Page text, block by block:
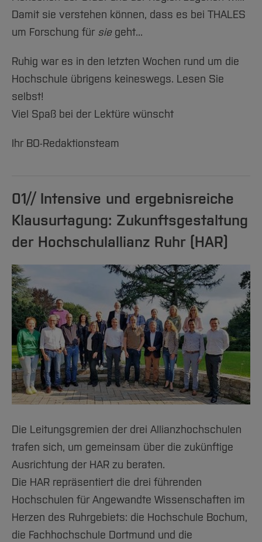
Arbeiten im FB G
International
Service
Studieninteressierte
Aktuelles
Studium
Forschung und Entwicklung
International
Team
Amtliche Bekanntmachungen
Notfall-Infos
Familiengerechte Hochschule
Gleichstellung
Vertretungen
Hochschulbibliothek
Hochschulkommunikation
Medienzentrum
qed-Stiftung
Zentrale Studienberatung
#15
#17
#18
Jahresrückblick 2024
#19
#21
#24
#25
#26
#27
#28
#30
#31
#32
Damit sie verstehen können, dass es bei THALES
um Forschung fürsiegeht...
Ruhig war es in den letzten Wochen rund um die
Hochschule übrigens keineswegs. Lesen Sie
selbst!
Viel Spaß bei der Lektüre wünscht
Ihr BO-Redaktionsteam
01// Intensive und ergebnisreiche
Klausurtagung: Zukunftsgestaltung
der Hochschulallianz Ruhr (HAR)
Die Leitungsgremien der drei Allianzhochschulen
trafen sich, um gemeinsam über die zukünftige
Ausrichtung der HAR zu beraten.
Die HAR repräsentiert die drei führenden
Hochschulen für Angewandte Wissenschaften im
Herzen des Ruhrgebiets: die Hochschule Bochum,
die Fachhochschule Dortmund und die